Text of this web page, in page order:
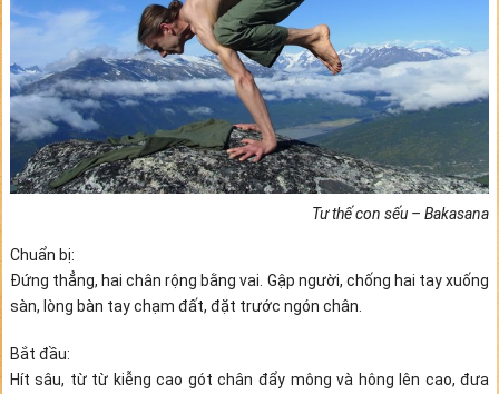
Tư thế con sếu – Bakasana
Chuẩn bị:
Đứng thẳng, hai chân rộng bằng vai. Gập người, chống hai tay xuống
sàn, lòng bàn tay chạm đất, đặt trước ngón chân.
Bắt đầu:
Hít sâu, từ từ kiễng cao gót chân đẩy mông và hông lên cao, đưa